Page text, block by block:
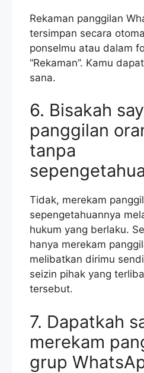
Rekaman panggilan
tersimpan secara
ponselmu atau dalam
“Rekaman”. Kamu
sana.
6. Bisakah
panggilan
tanpa
Tidak, merekam
sepengetahuannya
hukum yang berlaku.
hanya merekam
melibatkan dirimu
seizin pihak yang
tersebut.
7. Dapatkah
merekam
grup